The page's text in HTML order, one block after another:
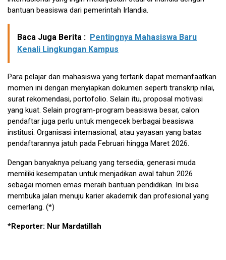
bantuan beasiswa dari pemerintah Irlandia.
Baca Juga Berita : Pentingnya Mahasiswa Baru
Kenali Lingkungan Kampus
Para pelajar dan mahasiswa yang tertarik dapat memanfaatkan
momen ini dengan menyiapkan dokumen seperti transkrip nilai,
surat rekomendasi, portofolio. Selain itu, proposal motivasi
yang kuat. Selain program-program beasiswa besar, calon
pendaftar juga perlu untuk mengecek berbagai beasiswa
institusi. Organisasi internasional, atau yayasan yang batas
pendaftarannya jatuh pada Februari hingga Maret 2026.
Dengan banyaknya peluang yang tersedia, generasi muda
memiliki kesempatan untuk menjadikan awal tahun 2026
sebagai momen emas meraih bantuan pendidikan. Ini bisa
membuka jalan menuju karier akademik dan profesional yang
cemerlang. (*)
*Reporter: Nur Mardatillah